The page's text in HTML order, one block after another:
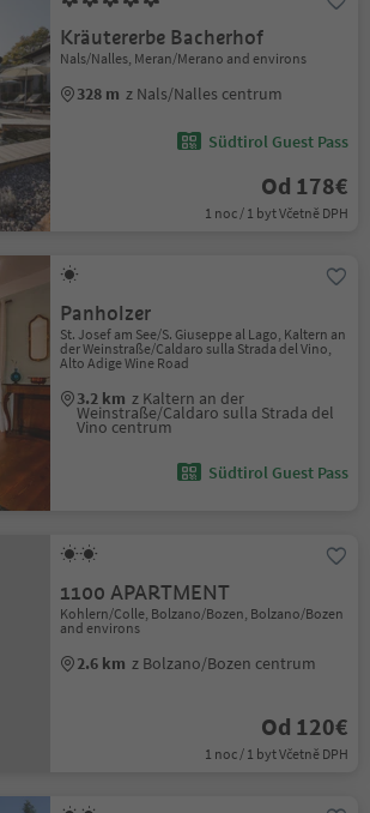
Kräutererbe Bacherhof
Nals/Nalles, Meran/Merano and environs
328 m z Nals/Nalles centrum
Südtirol Guest Pass
Od 178€
1 noc / 1 byt Včetně DPH
Panholzer
St. Josef am See/S. Giuseppe al Lago, Kaltern an
der Weinstraße/Caldaro sulla Strada del Vino,
Alto Adige Wine Road
3.2 km z Kaltern an der
Weinstraße/Caldaro sulla Strada del
Vino centrum
Südtirol Guest Pass
1100 APARTMENT
Kohlern/Colle, Bolzano/Bozen, Bolzano/Bozen
and environs
2.6 km z Bolzano/Bozen centrum
Od 120€
1 noc / 1 byt Včetně DPH